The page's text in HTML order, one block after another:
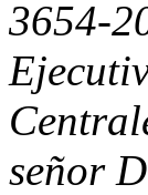
3654-
señor